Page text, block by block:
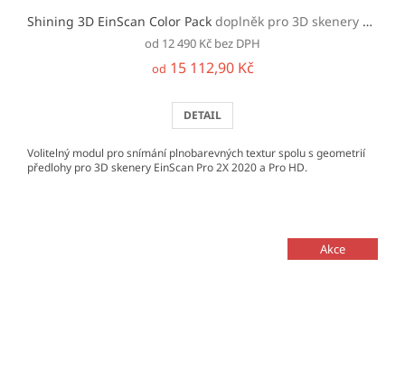
Shining 3D EinScan Color Pack doplněk pro 3D skenery EisnScan Pro 2X 2020 a Pro HD
od 12 490 Kč bez DPH
od 15 112,90 Kč
DETAIL
Volitelný modul pro snímání plnobarevných textur spolu s geometrií
předlohy pro 3D skenery EinScan Pro 2X 2020 a Pro HD.
Akce